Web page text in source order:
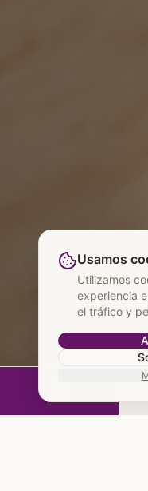
Usamos
Utilizamos
experiencia
el tráfico y
Pedir